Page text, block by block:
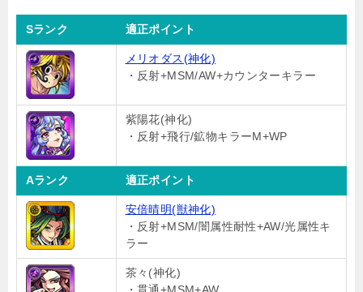
Sランク 適正ポイント
メリオダス(神化)
・反射+MSM/AW+カウンターキラー
紫陽花(神化)
・反射+飛行/鉱物キラーM+WP
Aランク 適正ポイント
安倍晴明(獣神化)
・反射+MSM/闇属性耐性+AW/光属性キ
ラー
茶々(神化)